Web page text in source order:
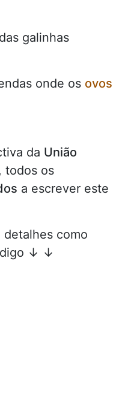
galinhas
onde os ovos
da União
todos os
a escrever este
como
↓ ↓